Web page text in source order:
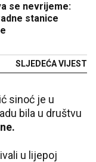
se nevrijeme:
stanice
SLJEDEĆA VIJEST
sinoć je u
bila u društvu
u lijepoj